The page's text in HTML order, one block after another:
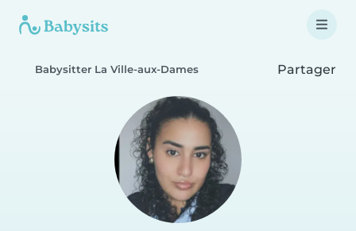
Babysitter La Ville-aux-Dames Partager